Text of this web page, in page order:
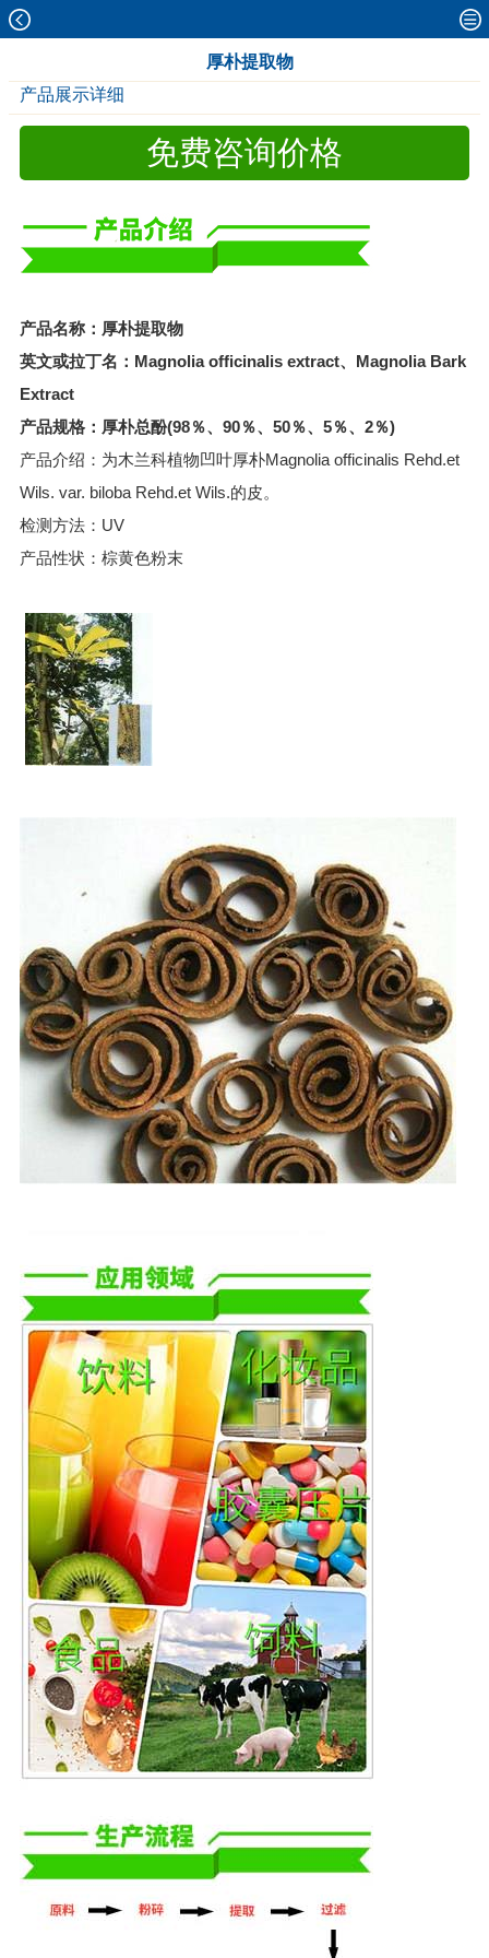
厚朴提取物
产品展示详细
免费咨询价格
产品名称：厚朴提取物
英文或拉丁名：Magnolia officinalis extract、Magnolia Bark
Extract
产品规格：厚朴总酚(98％、90％、50％、5％、2％)
产品介绍：为木兰科植物凹叶厚朴Magnolia officinalis Rehd.et
Wils. var. biloba Rehd.et Wils.的皮。
检测方法：UV
产品性状：棕黄色粉末